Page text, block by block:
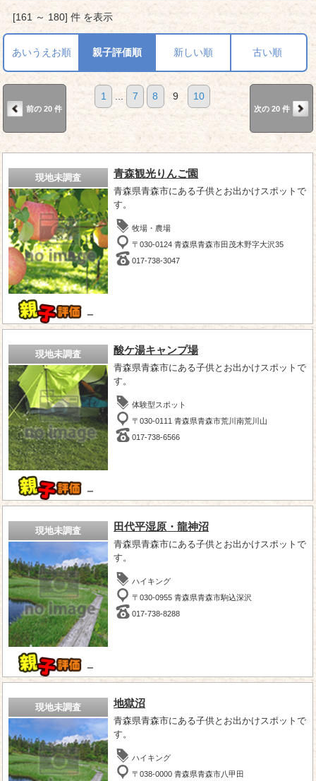
[161 ～ 180] 件 を表示
あいうえお順 親子評価順 新しい順 古い順
前の 20 件
1 7 8 9 10
次の 20 件
現地未調査
－
青森観光りんご園
青森県青森市にある子供とお出かけスポットで
す。
牧場・農場
〒030-0124 青森県青森市田茂木野字大沢35
017-738-3047
現地未調査
－
酸ケ湯キャンプ場
青森県青森市にある子供とお出かけスポットで
す。
体験型スポット
〒030-0111 青森県青森市荒川南荒川山
017-738-6566
現地未調査
－
田代平湿原・龍神沼
青森県青森市にある子供とお出かけスポットで
す。
ハイキング
〒030-0955 青森県青森市駒込深沢
017-738-8288
現地未調査 地獄沼
青森県青森市にある子供とお出かけスポットで
す。
ハイキング
〒038-0000 青森県青森市八甲田